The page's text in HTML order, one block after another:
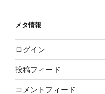
メタ情報
ログイン
投稿フィード
コメントフィード